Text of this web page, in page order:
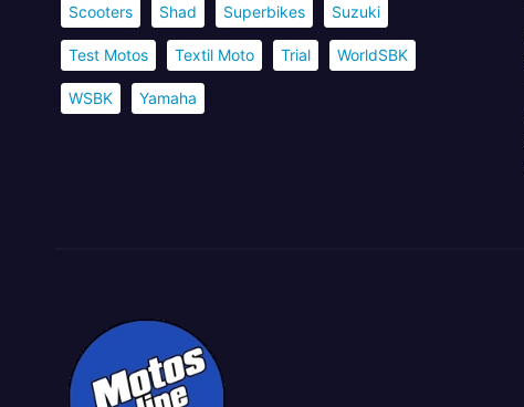
Scooters Shad Superbikes Suzuki
Test Motos Textil Moto Trial WorldSBK
WSBK Yamaha